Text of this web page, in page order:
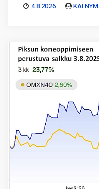
4.8.2026 KAI